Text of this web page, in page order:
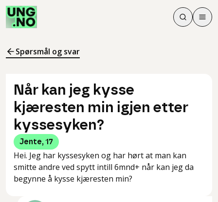
Søk
Søk
Meny
Spørsmål og svar
Når kan jeg kysse
kjæresten min igjen etter
kyssesyken?
Jente, 17
Hei. Jeg har kyssesyken og har hørt at man kan
smitte andre ved spytt intill 6mnd+ når kan jeg da
begynne å kysse kjæresten min?